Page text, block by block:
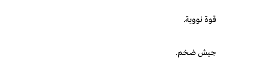
قوة نووية.
جيش ضخم.